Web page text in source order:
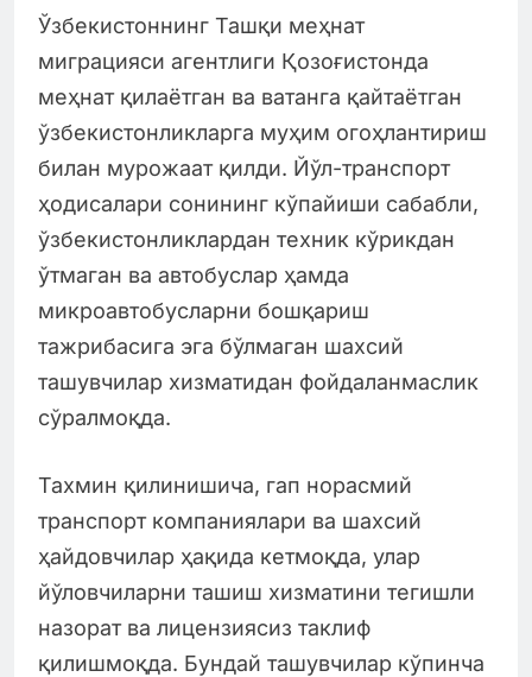
Ўзбекистоннинг Ташқи меҳнат
миграцияси агентлиги Қозоғистонда
меҳнат қилаётган ва ватанга қайтаётган
ўзбекистонликларга муҳим огоҳлантириш
билан мурожаат қилди. Йўл-транспорт
ҳодисалари сонининг кўпайиши сабабли,
ўзбекистонликлардан техник кўрикдан
ўтмаган ва автобуслар ҳамда
микроавтобусларни бошқариш
тажрибасига эга бўлмаган шахсий
ташувчилар хизматидан фойдаланмаслик
сўралмоқда.
Тахмин қилинишича, гап норасмий
транспорт компаниялари ва шахсий
ҳайдовчилар ҳақида кетмоқда, улар
йўловчиларни ташиш хизматини тегишли
назорат ва лицензиясиз таклиф
қилишмоқда. Бундай ташувчилар кўпинча